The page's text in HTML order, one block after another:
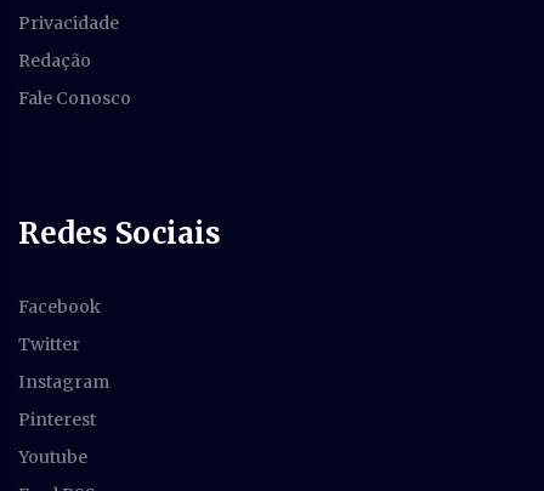
Privacidade
Redação
Fale Conosco
Redes Sociais
Facebook
Twitter
Instagram
Pinterest
Youtube